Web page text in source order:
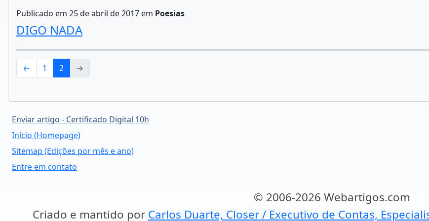
Publicado em 25 de abril de 2017 em Poesias
DIGO NADA
← 1 2 →
Enviar artigo - Certificado Digital 10h
Início (Homepage)
Sitemap (Edições por mês e ano)
Entre em contato
© 2006-2026 Webartigos.com
Criado e mantido por Carlos Duarte, Closer / Executivo de Contas,